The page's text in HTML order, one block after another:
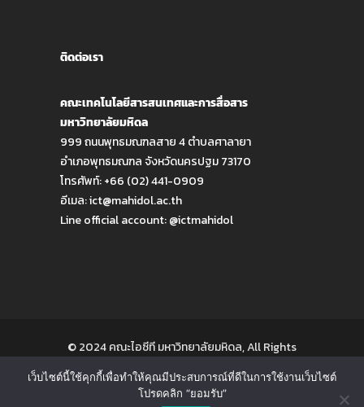
ติดต่อเรา
คณะเทคโนโลยีสารสนเทศและการสื่อสาร
มหาวิทยาลัยมหิดล
999 ถนนพุทธมณฑลสาย 4 ตำบลศาลายา
อำเภอพุทธมณฑล จังหวัดนครปฐม 73170
โทรศัพท์: +66 (02) 441-0909
อีเมล:ict@mahidol.ac.th
Line official account:@ictmahidol
© 2024 คณะไอซีที มหาวิทยาลัยมหิดล, All Rights
เว็บไซต์นี้ใช้คุกกี้เพื่อทำให้คุณมีประสบการณ์ที่ดีในการใช้งานเว็บไซต์
โปรดคลิก “ยอมรับ”